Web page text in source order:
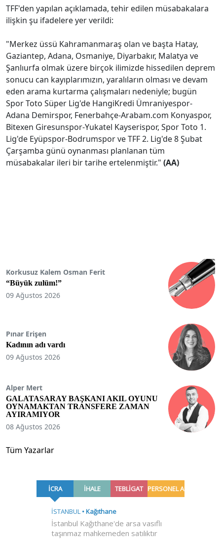
TFF'den yapılan açıklamada, tehir edilen müsabakalara
ilişkin şu ifadelere yer verildi:
"Merkez üssü Kahramanmaraş olan ve başta Hatay,
Gaziantep, Adana, Osmaniye, Diyarbakır, Malatya ve
Şanlıurfa olmak üzere birçok ilimizde hissedilen deprem
sonucu can kayıplarımızın, yaralıların olması ve devam
eden arama kurtarma çalışmaları nedeniyle; bugün
Spor Toto Süper Lig'de HangiKredi Ümraniyespor-
Adana Demirspor, Fenerbahçe-Arabam.com Konyaspor,
Bitexen Giresunspor-Yukatel Kayserispor, Spor Toto 1.
Lig'de Eyüpspor-Bodrumspor ve TFF 2. Lig'de 8 Şubat
Çarşamba günü oynanması planlanan tüm
müsabakalar ileri bir tarihe ertelenmiştir." (AA)
Korkusuz Kalem Osman Ferit
“Büyük zulüm!”
09 Ağustos 2026
Pınar Erişen
Kadının adı vardı
09 Ağustos 2026
Alper Mert
GALATASARAY BAŞKANI AKIL OYUNU
OYNAMAKTAN TRANSFERE ZAMAN
AYIRAMIYOR
08 Ağustos 2026
Tüm Yazarlar